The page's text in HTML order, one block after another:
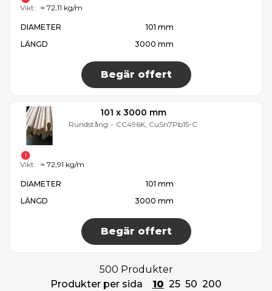
DIAMETER
101 mm
LÄNGD
3000 mm
Begär offert
Vikt: ≈ 72,11 kg/m
101 x 3000 mm
Rundstång - CC496K, CuSn7Pb15-C
DIAMETER
101 mm
LÄNGD
3000 mm
Begär offert
Vikt: ≈ 72,91 kg/m
500 Produkter
Produkter per sida
10 25 50 200